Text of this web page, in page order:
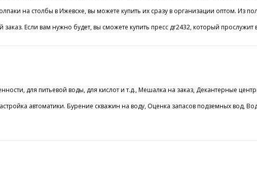
на столбы в Ижевске, вы можете купить их сразу в организации оптом.
Если вам нужно будет, вы сможете купить пресс дг2432, который
для питьевой воды, для кислот и т.д., Мешалка на заказ,
автоматики. Бурение скважин на воду, Оценка запасов подземных вод,